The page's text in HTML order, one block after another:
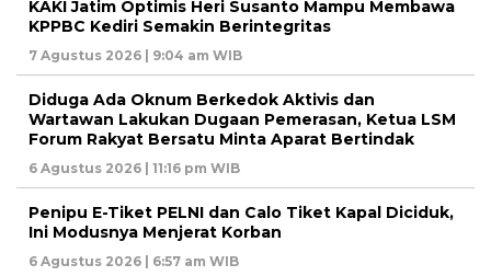
KAKI Jatim Optimis Heri Susanto Mampu Membawa
KPPBC Kediri Semakin Berintegritas
7 Agustus 2026 | 9:04 am WIB
Diduga Ada Oknum Berkedok Aktivis dan
Wartawan Lakukan Dugaan Pemerasan, Ketua LSM
Forum Rakyat Bersatu Minta Aparat Bertindak
6 Agustus 2026 | 11:16 pm WIB
Penipu E-Tiket PELNI dan Calo Tiket Kapal Diciduk,
Ini Modusnya Menjerat Korban
6 Agustus 2026 | 6:57 am WIB